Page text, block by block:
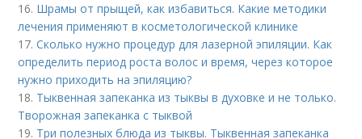
16. Шрамы от прыщей, как избавиться. Какие методики
лечения применяют в косметологической клинике
17.Сколько нужно процедур для лазерной эпиляции. Как
определить период роста волос и время, через которое
нужно приходить на эпиляцию?
18. Тыквенная запеканка из тыквы в духовке и не только.
Творожная запеканка с тыквой
19. Три полезных блюда из тыквы. Тыквенная запеканка